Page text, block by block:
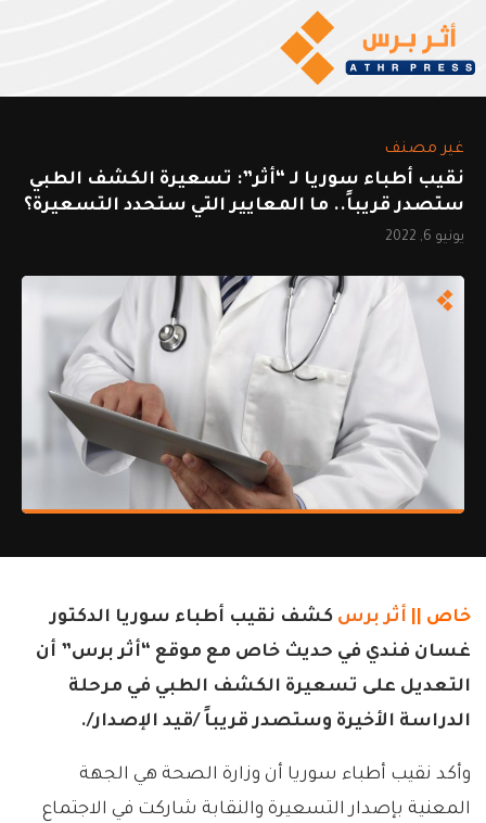
غير مصنف
نقيب أطباء سوريا لـ “أثر”: تسعيرة الكشف الطبي
ستصدر قريباً.. ما المعايير التي ستحدد التسعيرة؟
يونيو 6, 2022
خاص || أثر برس كشف نقيب أطباء سوريا الدكتور
غسان فندي في حديث خاص مع موقع “أثر برس” أن
التعديل على تسعيرة الكشف الطبي في مرحلة
الدراسة الأخيرة وستصدر قريباً /قيد الإصدار/.
وأكد نقيب أطباء سوريا أن وزارة الصحة هي الجهة
المعنية بإصدار التسعيرة والنقابة شاركت في الاجتماع